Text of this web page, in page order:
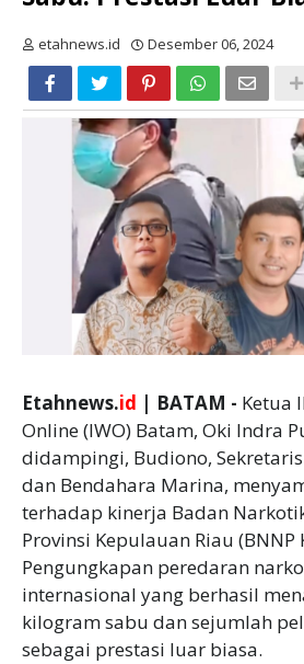
etahnews.id Desember 06, 2024
Etahnews.id | BATAM - Ketua
Online (IWO) Batam, Oki Indra
didampingi, Budiono,
dan Bendahara Marina,
terhadap kinerja Badan
Provinsi Kepulauan Riau (BNNP
Pengungkapan peredaran
internasional yang berhasil
kilogram sabu dan sejumlah
sebagai prestasi luar biasa.